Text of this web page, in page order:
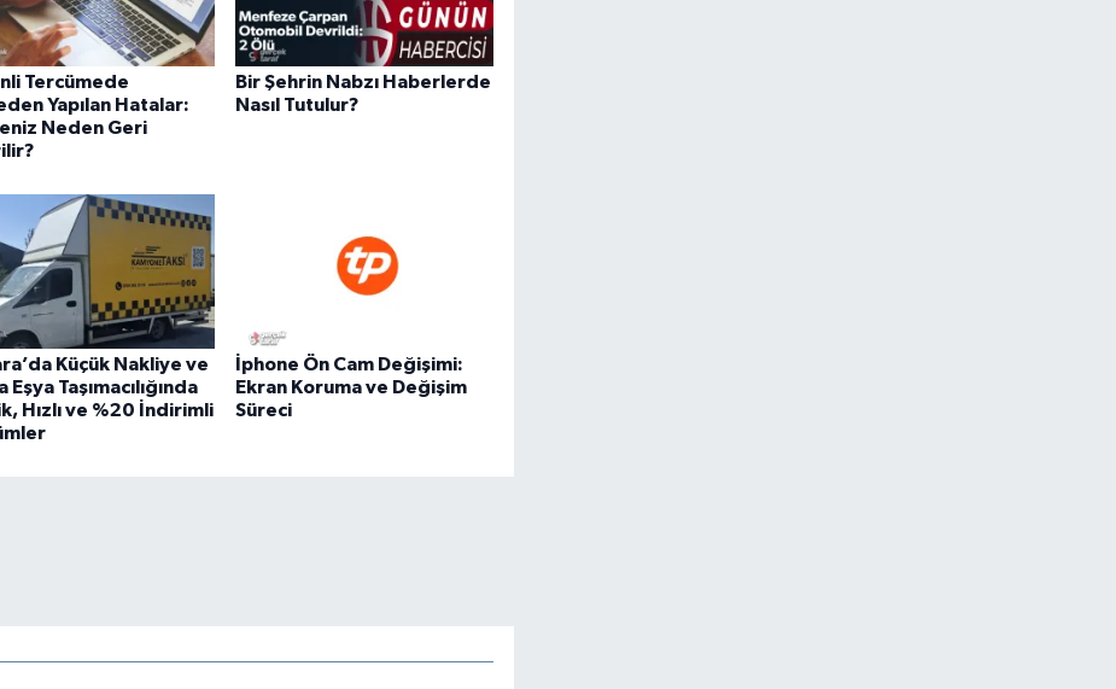
Tercümede
Yapılan Hatalar:
Neden Geri
Bir Şehrin Nabzı Haberlerde
Nasıl Tutulur?
Küçük Nakliye ve
Eşya Taşımacılığında
Hızlı ve %20 İndirimli
İphone Ön Cam Değişimi:
Ekran Koruma ve Değişim
Süreci